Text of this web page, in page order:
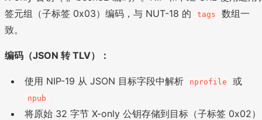
签元组（子标签 0x03）编码，与 NUT-18 的
tags
数组一
致。
编码（JSON 转 TLV）：
使用 NIP-19 从 JSON 目标字段中解析 nprofile 或
npub
将原始 32 字节 X-only 公钥存储到目标（子标签 0x02）